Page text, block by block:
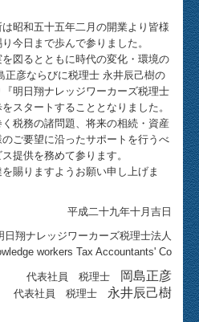
昭和五十五年二月の開業より皆様
今日まで歩んで参りました。
図るとともに時代の変化・環境の
正彦ならびに税理士 永井辰己樹の
明日翔ナレッジワーカーズ税理士
スタートすることとなりました。
税務の諸問題、将来の相続・資産
ご要望に沿ったサポートを行うべ
提供を務めて参ります。
賜りますようお願い申し上げま
平成二十九年十月吉日
日翔ナレッジワーカーズ税理士法人
workers Tax Accountants' Co
代表社員 税理士 岡島正彦
代表社員 税理士 永井辰己樹